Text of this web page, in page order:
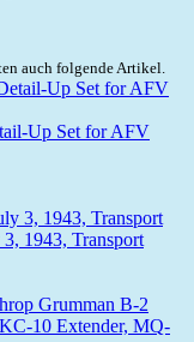
auch folgende Artikel.
Up Set for AFV
1943, Transport